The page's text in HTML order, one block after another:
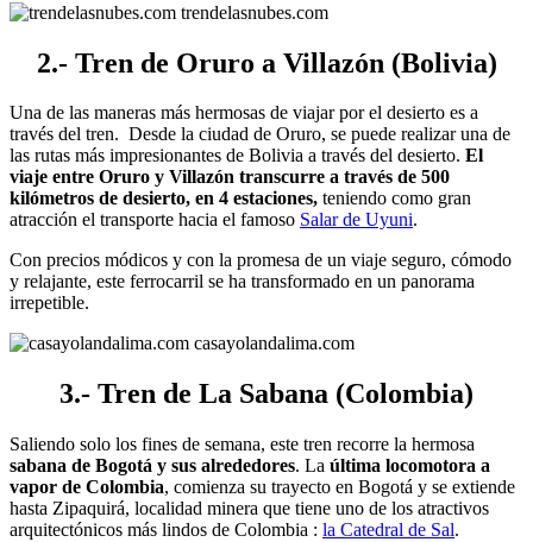
trendelasnubes.com
2.- Tren de Oruro a Villazón (Bolivia)
Una de las maneras más hermosas de viajar por el desierto es a
través del tren. Desde la ciudad de Oruro, se puede realizar una de
las rutas más impresionantes de Bolivia a través del desierto. El
viaje entre Oruro y Villazón transcurre a través de 500
kilómetros de desierto, en 4 estaciones, teniendo como gran
atracción el transporte hacia el famoso Salar de Uyuni.
Con precios módicos y con la promesa de un viaje seguro, cómodo
y relajante, este ferrocarril se ha transformado en un panorama
irrepetible.
casayolandalima.com
3.- Tren de La Sabana (Colombia)
Saliendo solo los fines de semana, este tren recorre la hermosa
sabana de Bogotá y sus alrededores. La última locomotora a
vapor de Colombia, comienza su trayecto en Bogotá y se extiende
hasta Zipaquirá, localidad minera que tiene uno de los atractivos
arquitectónicos más lindos de Colombia : la Catedral de Sal.